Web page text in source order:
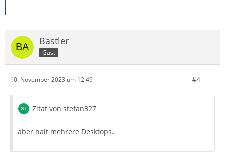
Bastler
Gast
10. November 2023 um 12:49 #4
Zitat von stefan327
aber halt mehrere Desktops.